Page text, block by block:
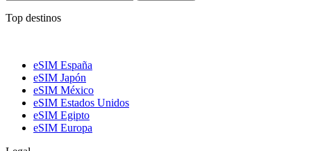
Top destinos
eSIM España
eSIM Japón
eSIM México
eSIM Estados Unidos
eSIM Egipto
eSIM Europa